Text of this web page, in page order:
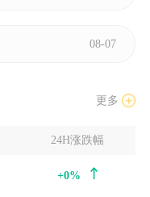
08-07
更多
24H涨跌幅
+0%